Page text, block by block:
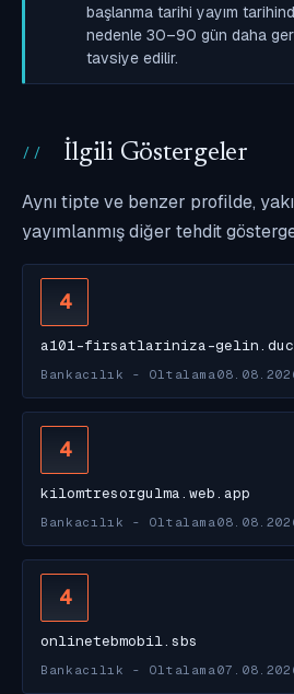
başlanma tarihi yayım
nedenle 30–90 gün daha
tavsiye edilir.
İlgili Göstergeler
Aynı tipte ve benzer profilde,
yayımlanmış diğer tehdit
4
a101-firsatlariniza-
Bankacılık - Oltalama
4
kilomtresorgulma.web.app
Bankacılık - Oltalama
4
onlinetebmobil.sbs
Bankacılık - Oltalama